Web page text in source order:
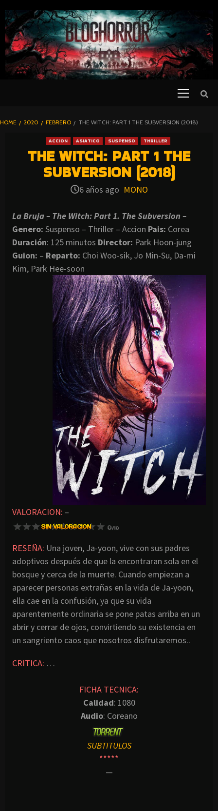
TO
CONTENT
BLOGHORROR
HOME 2020 FEBRERO THE WITCH: PART 1 THE SUBVERSION (2018)
ACCION ASIATICO SUSPENSO THRILLER
THE WITCH: PART 1 THE
SUBVERSION (2018)
6 años ago MONO
La Bruja – The Witch: Part 1. The Subversion –
Genero: Suspenso – Thriller – Accion Pais: Corea
Duración: 125 minutos Director: Park Hoon-jung
Guion: – Reparto: Choi Woo-sik, Jo Min-Su, Da-mi
Kim, Park Hee-soon
VALORACION: –
RESEÑA: Una joven, Ja-yoon, vive con sus padres
adoptivos después de que la encontraran sola en el
bosque y cerca de la muerte. Cuando empiezan a
aparecer personas extrañas en la vida de Ja-yoon,
ella cae en la confusión, ya que su vida
aparentemente ordinaria se pone patas arriba en un
abrir y cerrar de ojos, convirtiendo su existencia en
un sangriento caos que nosotros disfrutaremos..
CRITICA: …
FICHA TECNICA:
Calidad: 1080
Audio: Coreano
SUBTITULOS
*****
—